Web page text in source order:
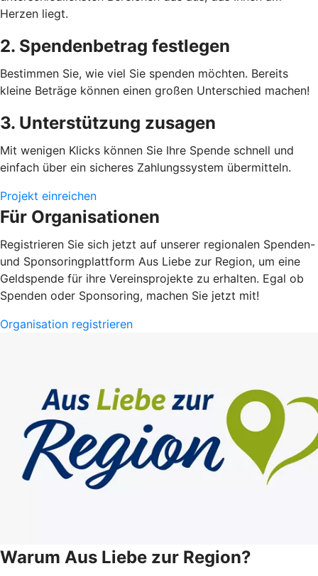
Herzen liegt.
2. Spendenbetrag festlegen
Bestimmen Sie, wie viel Sie spenden möchten. Bereits
kleine Beträge können einen großen Unterschied machen!
3. Unterstützung zusagen
Mit wenigen Klicks können Sie Ihre Spende schnell und
einfach über ein sicheres Zahlungssystem übermitteln.
Projekt einreichen
Für Organisationen
Registrieren Sie sich jetzt auf unserer regionalen Spenden-
und Sponsoringplattform Aus Liebe zur Region, um eine
Geldspende für ihre Vereinsprojekte zu erhalten. Egal ob
Spenden oder Sponsoring, machen Sie jetzt mit!
Organisation registrieren
Warum Aus Liebe zur Region?